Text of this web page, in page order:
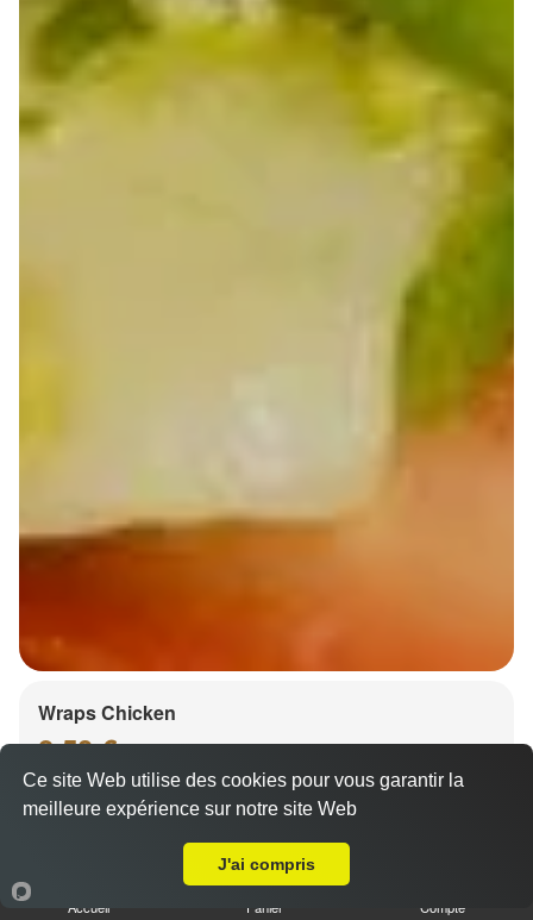
Wraps Chicken
8.50 €
Accueil Panier Compte
Ce site Web utilise des cookies pour vous garantir la
meilleure expérience sur notre site Web
J'ai compris